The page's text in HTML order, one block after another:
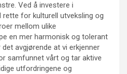
Ved å investere i
for kulturell utveksling og
mellom ulike
en mer harmonisk og tolerant
avgjørende at vi erkjenner
samfunnet vårt og tar aktive
utfordringene og